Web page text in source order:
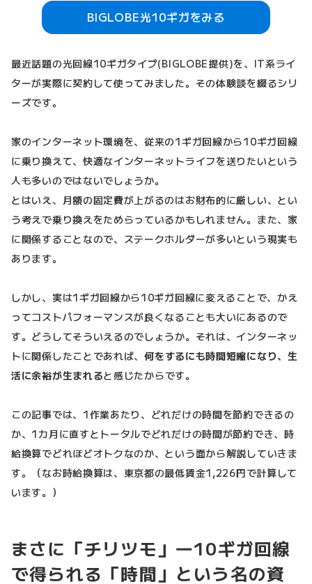
BIGLOBE光10ギガをみる
最近話題の光回線10ギガタイプ(BIGLOBE提供)を、IT系ライ
ターが実際に契約して使ってみました。その体験談を綴るシリ
ーズです。
家のインターネット環境を、従来の1ギガ回線から10ギガ回線
に乗り換えて、快適なインターネットライフを送りたいという
人も多いのではないでしょうか。
とはいえ、月額の固定費が上がるのはお財布的に厳しい、とい
う考えで乗り換えをためらっているかもしれません。また、家
に関係することなので、ステークホルダーが多いという現実も
あります。
しかし、実は1ギガ回線から10ギガ回線に変えることで、かえ
ってコストパフォーマンスが良くなることも大いにあるので
す。どうしてそういえるのでしょうか。それは、インターネッ
トに関係したことであれば、何をするにも時間短縮になり、生
活に余裕が生まれると感じたからです。
この記事では、1作業あたり、どれだけの時間を節約できるの
か、1カ月に直すとトータルでどれだけの時間が節約でき、時
給換算でどれほどオトクなのか、という面から解説していきま
す。（なお時給換算は、東京都の最低賃金1,226円で計算して
います。）
まさに「チリツモ」―10ギガ回線
で得られる「時間」という名の資